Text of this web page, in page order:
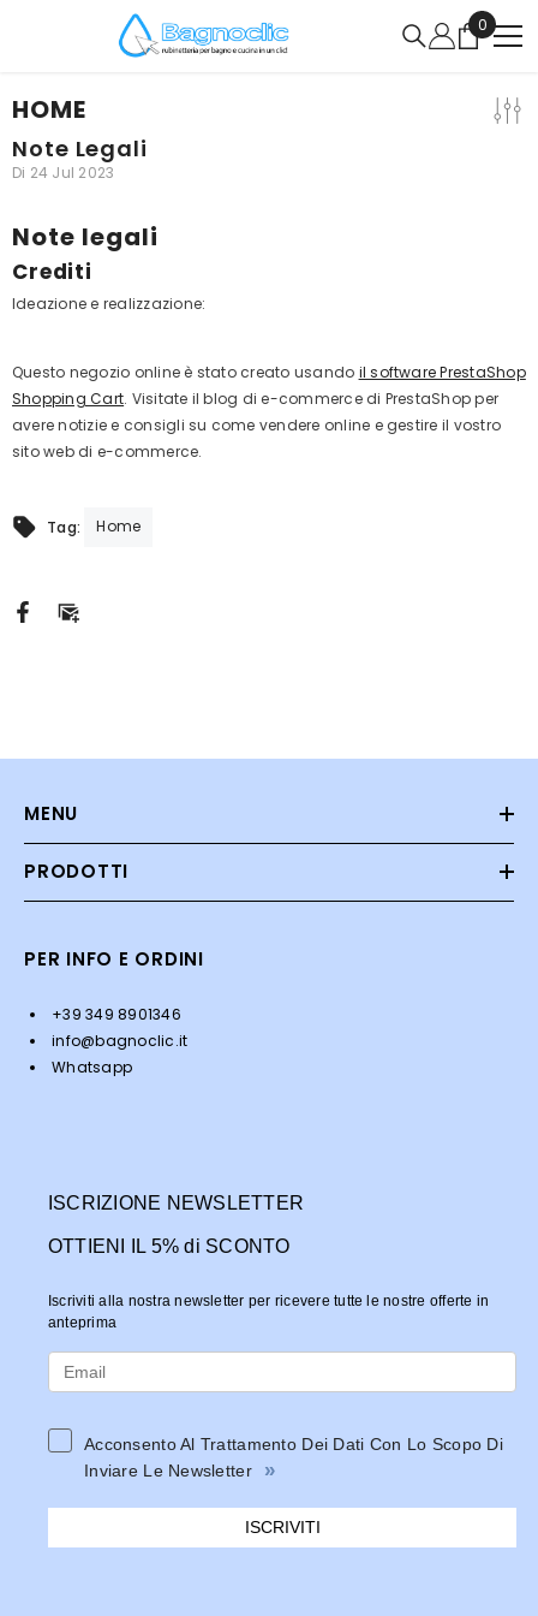
0
0
articoli
HOME
Note Legali
Di 24 Jul 2023
Note legali
Crediti
Ideazione e realizzazione:
Questo negozio online è stato creato usando il software PrestaShop
Shopping Cart. Visitate il blog di e-commerce di PrestaShopper
avere notizie e consigli su come vendere online e gestire il vostro
sito web di e-commerce.
Tag: Home
MENU
PRODOTTI
PER INFO E ORDINI
+39 349 8901346
info@bagnoclic.it
Whatsapp
ISCRIZIONE NEWSLETTER
OTTIENI IL 5% di SCONTO
Iscriviti alla nostra newsletter per ricevere tutte le nostre offerte in
anteprima
Acconsento Al Trattamento Dei Dati Con Lo Scopo Di
Inviare Le Newsletter
»
ISCRIVITI